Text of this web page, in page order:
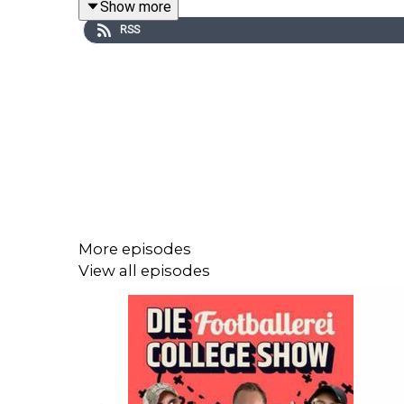
Viel Spaß beim Hören!
Die kümmern sich auf Wunsch um alles! Um die
die Nummer 1 darin mit jahrzehntelanger Erfahrung!
Hier findet ihr alle Infos:https://bit.ly/45KjOiq
Show more
RSS
More episodes
View all episodes